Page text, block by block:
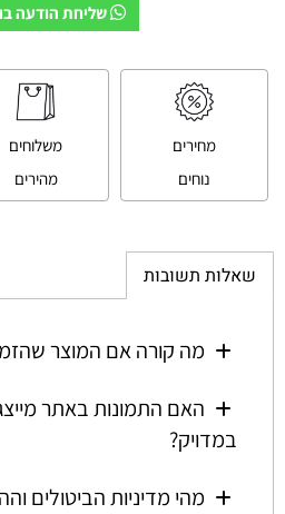
שליחת הודעה
מחירים
נוחים
משלוחים
מהירים
שאלות תשובות
מה קורה אם המוצר
האם התמונות באתר
במדויק?
מהי מדיניות הביטולים